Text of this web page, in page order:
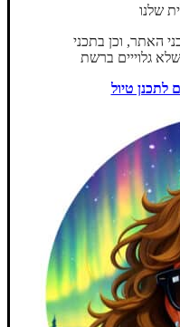
שלנו
האתר, וכן בתכני
שלא גלוייים ברשת
לתכנן טיול